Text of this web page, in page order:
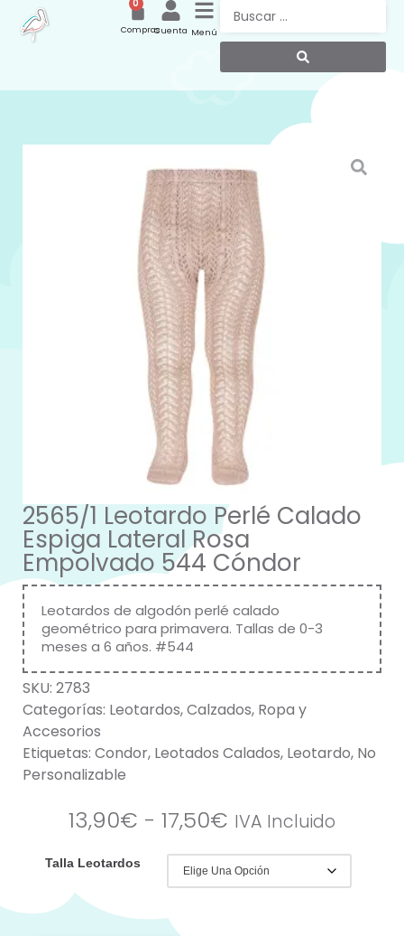
Menú
Cuenta
0
Compras
2565/1 Leotardo Perlé Calado
Espiga Lateral Rosa
Empolvado 544 Cóndor
Leotardos de algodón perlé calado
geométrico para primavera. Tallas de 0-3
meses a 6 años. #544
SKU: 2783
Categorías: Leotardos,Calzados, Ropa y
Accesorios
Etiquetas: Condor, Leotados Calados, Leotardo, No
Personalizable
13,90€ - 17,50€ IVA Incluido
Talla Leotardos